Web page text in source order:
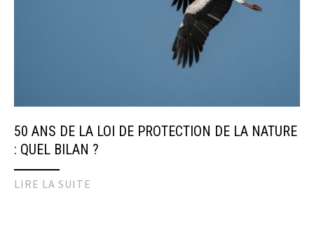
50 ANS DE LA LOI DE PROTECTION DE LA NATURE
: QUEL BILAN ?
LIRE LA SUITE